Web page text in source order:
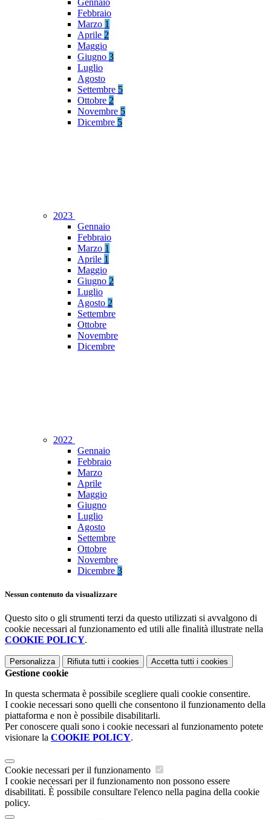
Gennaio
Febbraio
Marzo 1
Aprile 2
Maggio
Giugno 3
Luglio
Agosto
Settembre 5
Ottobre 2
Novembre 5
Dicembre 5
2023
Gennaio
Febbraio
Marzo 1
Aprile 1
Maggio
Giugno 2
Luglio
Agosto 2
Settembre
Ottobre
Novembre
Dicembre
2022
Gennaio
Febbraio
Marzo
Aprile
Maggio
Giugno
Luglio
Agosto
Settembre
Ottobre
Novembre
Dicembre 3
Nessun contenuto da visualizzare
Questo sito o gli strumenti terzi da questo utilizzati si avvalgono di
cookie necessari al funzionamento ed utili alle finalità illustrate nella
COOKIE POLICY.
Personalizza Rifiuta tutti i cookies Accetta tutti i cookies
Gestione cookie
In questa schermata è possibile scegliere quali cookie consentire.
I cookie necessari sono quelli che consentono il funzionamento della
piattaforma e non è possibile disabilitarli.
Per conoscere quali sono i cookie necessari al funzionamento potete
visionare la COOKIE POLICY.
Cookie necessari per il funzionamento
I cookie necessari per il funzionamento non possono essere
disabilitati. È possibile consultare l'elenco nella pagina della cookie
policy.